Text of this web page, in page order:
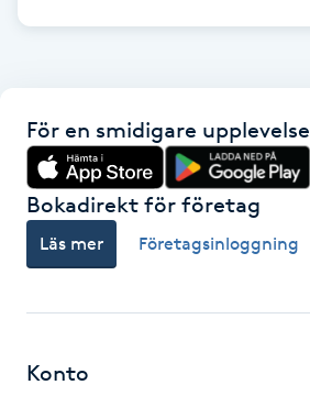
Hypnos
Hårborttagning
För en smidigare upplevelse
Bokadirekt för företag
Läs mer Företagsinloggning
Konto